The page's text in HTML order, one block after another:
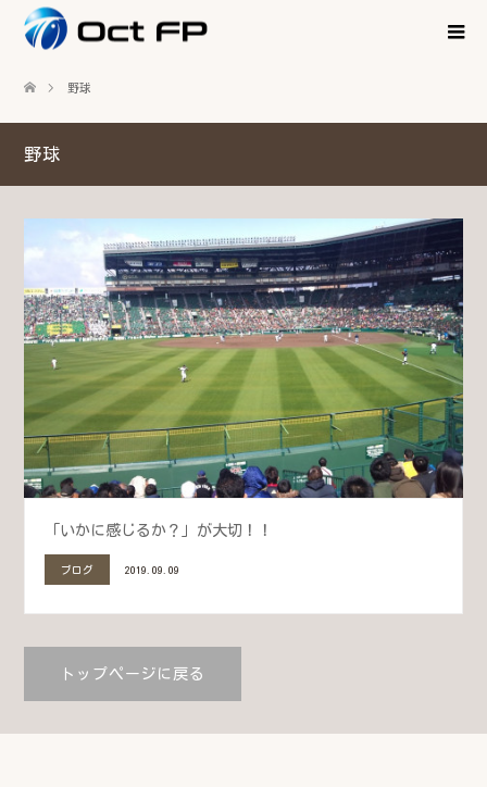
野球
野球
「いかに感じるか？」が大切！！
ブログ 2019.09.09
トップページに戻る